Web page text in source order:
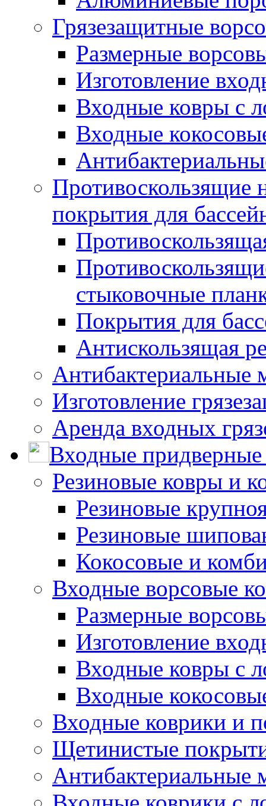
Грязезащитные
Размерные
Изготовление
Входные ковры с
Входные
Противоскользящие
покрытия для
стыковочные
Покрытия для
Антискользящая
Антибактериальные
Изготовление
Аренда входных
Входные
Резиновые ковры и
Резиновые
Резиновые
Кокосовые и
Входные ворсовые
Размерные
Изготовление
Входные ковры с
Входные
Входные коврики и
Щетинистые
Антибактериальные